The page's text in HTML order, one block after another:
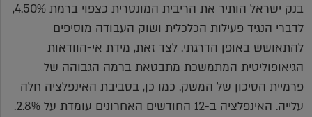
בנק ישראל הותיר את הריבית המונטרית כצפוי ברמת 4.50%,
לדברי הנגיד פעילות הכלכלית ושוק העבודה מוסיפים
להתאושש באופן הדרגתי. לצד זאת, מידת אי-הוודאות
הגיאופוליטית המתמשכת מתבטאת ברמה הגבוהה של
פרמיית הסיכון של המשק. כמו כן, בסביבת האינפלציה חלה
עלייה. האינפלציה ב-12 החודשים האחרונים עומדת על 2.8%.